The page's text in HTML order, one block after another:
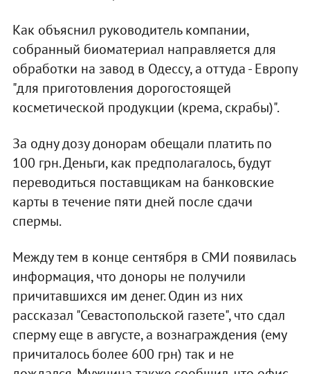
Как объяснил руководитель компании,
собранный биоматериал направляется для
обработки на завод в Одессу, а оттуда - Европу
"для приготовления дорогостоящей
косметической продукции (крема, скрабы)".
За одну дозу донорам обещали платить по
100 грн. Деньги, как предполагалось, будут
переводиться поставщикам на банковские
карты в течение пяти дней после сдачи
спермы.
Между тем в конце сентября в СМИ появилась
информация, что доноры не получили
причитавшихся им денег. Один из них
рассказал "Севастопольской газете", что сдал
сперму еще в августе, а вознаграждения (ему
причиталось более 600 грн) так и не